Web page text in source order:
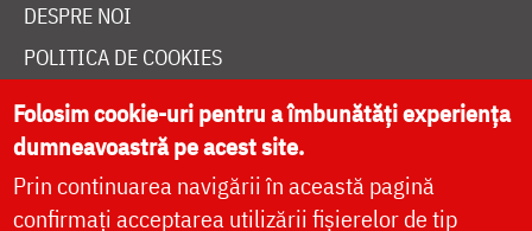
DESPRE NOI
POLITICA DE COOKIES
DONEAZĂ ONLINE PENTRU CATEDRALA NAȚIONALĂ
LIVE
Folosim cookie-uri pentru a îmbunătăți experiența
dumneavoastră pe acest site.
Prin continuarea navigării în această pagină
confirmați acceptarea utilizării fișierelor de tip